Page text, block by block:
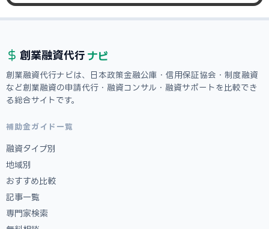
創業融資代行 ナビ
創業融資代行ナビは、日本政策金融公庫・信用保証協会・制度融資
など創業融資の申請代行・融資コンサル・融資サポートを比較でき
る総合サイトです。
補助金ガイド一覧
融資タイプ別
地域別
おすすめ比較
記事一覧
専門家検索